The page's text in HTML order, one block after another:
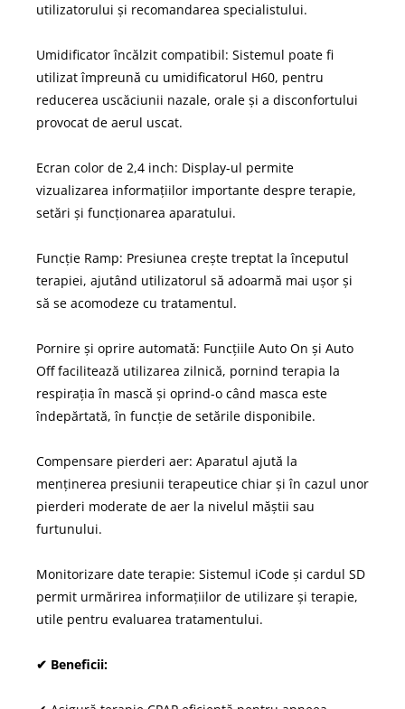
utilizatorului și recomandarea specialistului.
Umidificator încălzit compatibil: Sistemul poate fi
utilizat împreună cu umidificatorul H60, pentru
reducerea uscăciunii nazale, orale și a disconfortului
provocat de aerul uscat.
Ecran color de 2,4 inch: Display-ul permite
vizualizarea informațiilor importante despre terapie,
setări și funcționarea aparatului.
Funcție Ramp: Presiunea crește treptat la începutul
terapiei, ajutând utilizatorul să adoarmă mai ușor și
să se acomodeze cu tratamentul.
Pornire și oprire automată: Funcțiile Auto On și Auto
Off facilitează utilizarea zilnică, pornind terapia la
respirația în mască și oprind-o când masca este
îndepărtată, în funcție de setările disponibile.
Compensare pierderi aer: Aparatul ajută la
menținerea presiunii terapeutice chiar și în cazul unor
pierderi moderate de aer la nivelul măștii sau
furtunului.
Monitorizare date terapie: Sistemul iCode și cardul SD
permit urmărirea informațiilor de utilizare și terapie,
utile pentru evaluarea tratamentului.
✔ Beneficii: